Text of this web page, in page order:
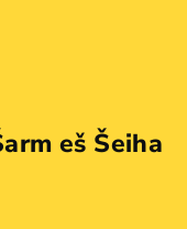
eš Šeiha